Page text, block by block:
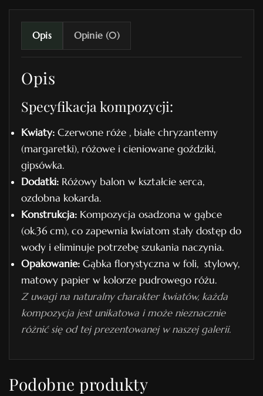
t
ż
y
w
y
r
9
Opis Opinie (0)
Opis
Specyfikacja kompozycji:
Kwiaty: Czerwone róże , białe chryzantemy
(margaretki), różowe i cieniowane goździki,
gipsówka.
Dodatki: Różowy balon w kształcie serca,
ozdobna kokarda.
Konstrukcja: Kompozycja osadzona w gąbce
(ok.36 cm), co zapewnia kwiatom stały dostęp do
wody i eliminuje potrzebę szukania naczynia.
Opakowanie: Gąbka florystyczna w foli, stylowy,
matowy papier w kolorze pudrowego różu.
Z uwagi na naturalny charakter kwiatów, każda
kompozycja jest unikatowa i może nieznacznie
różnić się od tej prezentowanej w naszej galerii.
Podobne produkty